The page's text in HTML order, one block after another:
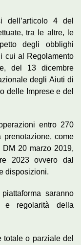
dell’articolo 4 del
tra le altre, le
degli obblighi
cui al Regolamento
del 13 dicembre
degli Aiuti di
delle Imprese e del
entro 270
come
DM 20 marzo 2019,
2023 ovvero dal
disposizioni.
saranno
e regolarità della
totale o parziale del